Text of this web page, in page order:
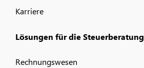
Karriere
Lösungen für die Steuerberatung
Rechnungswesen